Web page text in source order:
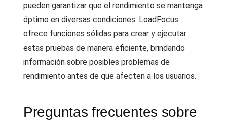
pueden garantizar que el rendimiento se mantenga
óptimo en diversas condiciones. LoadFocus
ofrece funciones sólidas para crear y ejecutar
estas pruebas de manera eficiente, brindando
información sobre posibles problemas de
rendimiento antes de que afecten a los usuarios.
Preguntas frecuentes sobre